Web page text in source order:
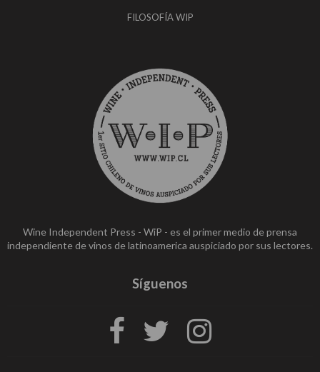
FILOSOFÍA WIP
Wine Independent Press - WiP - es el primer medio de prensa
independiente de vinos de latinoamerica auspiciado por sus lectores.
Síguenos